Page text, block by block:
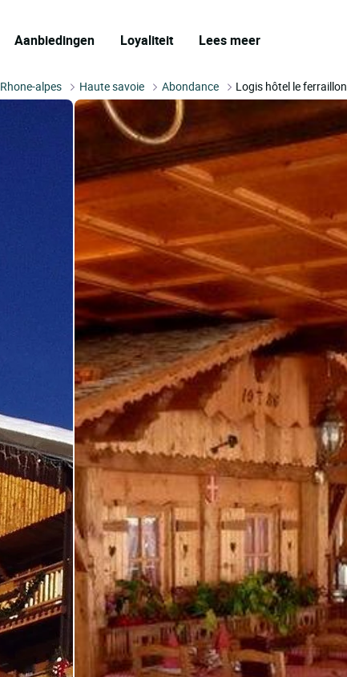
Aanbiedingen Loyaliteit Lees meer
Rhone-alpes Haute savoie Abondance Logis hôtel le ferraillon